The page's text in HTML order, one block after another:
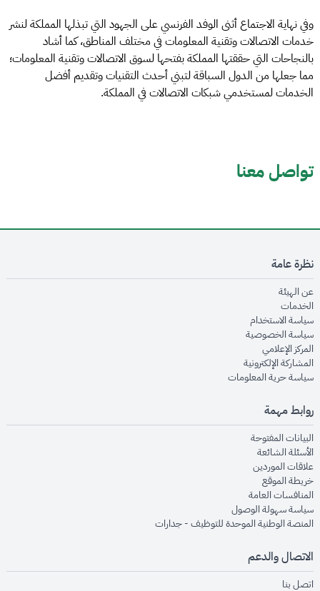
وفي نهاية الاجتماع أثنى الوفد الفرنسي على الجهود التي تبذلها المملكة لنشر
خدمات الاتصالات وتقنية المعلومات في مختلف المناطق، كما أشاد
بالنجاحات التي حققتها المملكة بفتحها لسوق الاتصالات وتقنية المعلومات؛
مما جعلها من الدول السباقة لتبني أحدث التقنيات وتقديم أفضل
الخدمات لمستخدمي شبكات الاتصالات في المملكة.
تواصل معنا
نظرة عامة
عن الهيئةopens in new window
الخدماتopens in new window
سياسة الاستخدام
سياسة الخصوصيةopens in new window
المركز الإعلاميopens in new window
المشاركة الإلكترونيةopens in new window
سياسة حرية المعلوماتopens in new window
روابط مهمة
البيانات المفتوحةopens in new window
الأسئلة الشائعةopens in new window
علاقات الموردينopens in new window
خريطة الموقعopens in new window
المنافسات العامةopens in new window
سياسة سهولة الوصولopens in new window
المنصة الوطنية الموحدة للتوظيف - جداراتopens in new window
الاتصال والدعم
اتصل بنا